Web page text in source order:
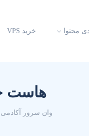
محتوا خرید VPS
هاست
وان سرور آکادمی